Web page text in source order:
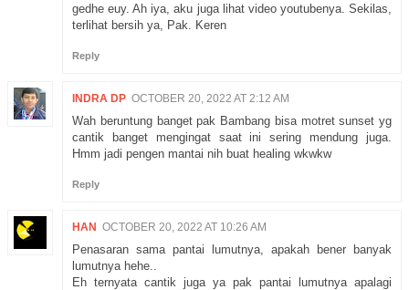
gedhe euy. Ah iya, aku juga lihat video youtubenya. Sekilas,
terlihat bersih ya, Pak. Keren
Reply
INDRA DP OCTOBER 20, 2022 AT 2:12 AM
Wah beruntung banget pak Bambang bisa motret sunset yg
cantik banget mengingat saat ini sering mendung juga.
Hmm jadi pengen mantai nih buat healing wkwkw
Reply
HAN OCTOBER 20, 2022 AT 10:26 AM
Penasaran sama pantai lumutnya, apakah bener banyak
lumutnya hehe..
Eh ternyata cantik juga ya pak pantai lumutnya apalagi